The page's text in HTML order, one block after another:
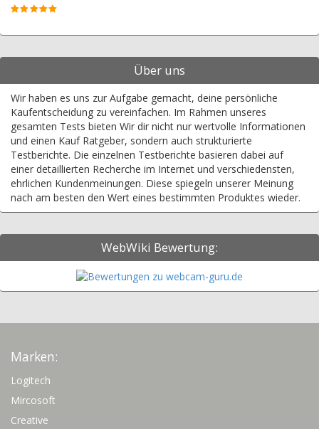
Über uns
Wir haben es uns zur Aufgabe gemacht, deine persönliche
Kaufentscheidung zu vereinfachen. Im Rahmen unseres
gesamten Tests bieten Wir dir nicht nur wertvolle Informationen
und einen Kauf Ratgeber, sondern auch strukturierte
Testberichte. Die einzelnen Testberichte basieren dabei auf
einer detaillierten Recherche im Internet und verschiedensten,
ehrlichen Kundenmeinungen. Diese spiegeln unserer Meinung
nach am besten den Wert eines bestimmten Produktes wieder.
WebWiki Bewertung:
Marken:
Logitech
Mircosoft
Creative